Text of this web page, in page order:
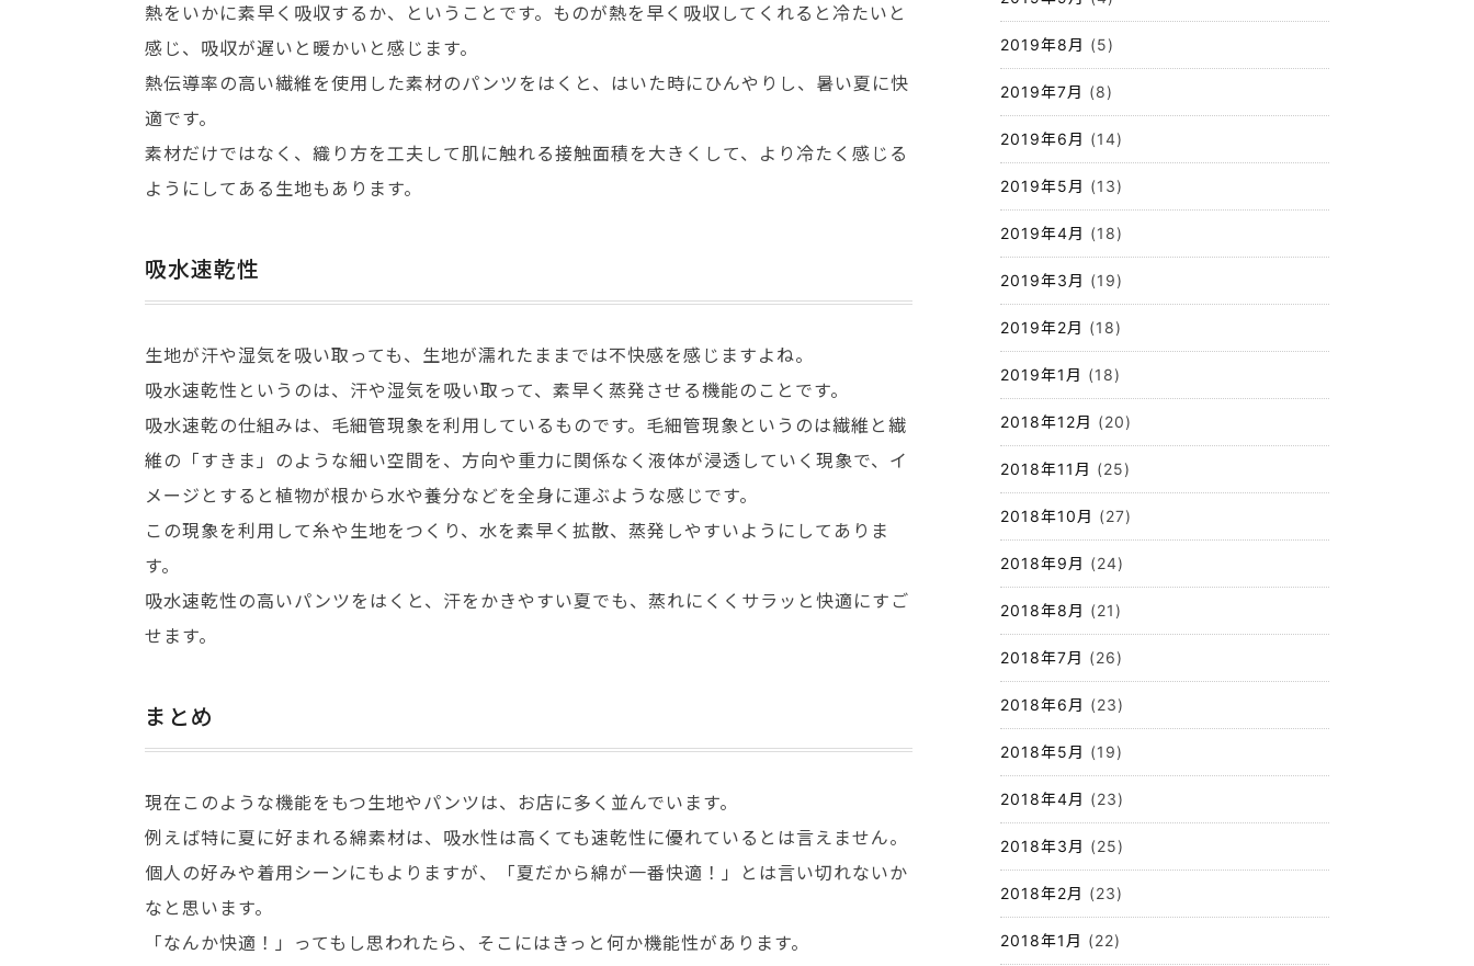
熱をいかに素早く吸収するか、ということです。ものが熱を早く吸収してくれると冷たいと
感じ、吸収が遅いと暖かいと感じます。
熱伝導率の高い繊維を使用した素材のパンツをはくと、はいた時にひんやりし、暑い夏に快
適です。
素材だけではなく、織り方を工夫して肌に触れる接触面積を大きくして、より冷たく感じる
ようにしてある生地もあります。
吸水速乾性
生地が汗や湿気を吸い取っても、生地が濡れたままでは不快感を感じますよね。
吸水速乾性というのは、汗や湿気を吸い取って、素早く蒸発させる機能のことです。
吸水速乾の仕組みは、毛細管現象を利用しているものです。毛細管現象というのは繊維と繊
維の「すきま」のような細い空間を、方向や重力に関係なく液体が浸透していく現象で、イ
メージとすると植物が根から水や養分などを全身に運ぶような感じです。
この現象を利用して糸や生地をつくり、水を素早く拡散、蒸発しやすいようにしてありま
す。
吸水速乾性の高いパンツをはくと、汗をかきやすい夏でも、蒸れにくくサラッと快適にすご
せます。
まとめ
現在このような機能をもつ生地やパンツは、お店に多く並んでいます。
例えば特に夏に好まれる綿素材は、吸水性は高くても速乾性に優れているとは言えません。
個人の好みや着用シーンにもよりますが、「夏だから綿が一番快適！」とは言い切れないか
なと思います。
「なんか快適！」ってもし思われたら、そこにはきっと何か機能性があります。
2019年8月 (5)
2019年7月 (8)
2019年6月 (14)
2019年5月 (13)
2019年4月 (18)
2019年3月 (19)
2019年2月 (18)
2019年1月 (18)
2018年12月 (20)
2018年11月 (25)
2018年10月 (27)
2018年9月 (24)
2018年8月 (21)
2018年7月 (26)
2018年6月 (23)
2018年5月 (19)
2018年4月 (23)
2018年3月 (25)
2018年2月 (23)
2018年1月 (22)